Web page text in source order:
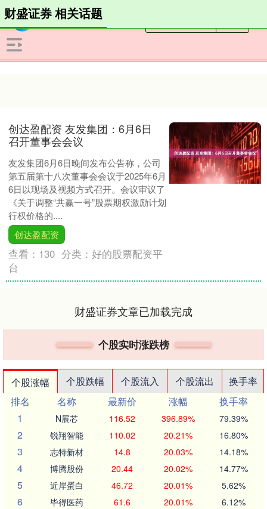
财盛证券 相关话题
创达盈配资 友发集团：6月6日
召开董事会会议
友发集团6月6日晚间发布公告称，公司
第五届第十八次董事会会议于2025年6月
6日以现场及视频方式召开。会议审议了
《关于调整“共赢一号”股票期权激励计划
行权价格的....
创达盈配资
查看： 130 分类：好的股票配资平
台
财盛证券文章已加载完成
个股实时涨跌榜
个股涨幅 个股跌幅 个股流入 个股流出
换手率
排名
名称 最新价 涨幅
换手率
1
N展芯 116.52 396.89% 79.39%
2 锐翔智能 110.02 20.21% 16.80%
3 志特新材 14.8 20.03% 14.18%
4 博腾股份 20.44 20.02% 14.77%
5 近岸蛋白 46.72 20.01% 5.62%
6 毕得医药 61.6 20.01% 6.12%